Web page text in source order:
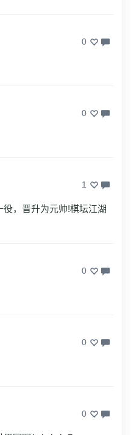
0
0
1
，晋升为元帅!棋坛江湖
0
0
0